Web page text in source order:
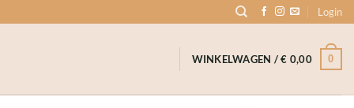
Login
WINKELWAGEN /€ 0,00 0